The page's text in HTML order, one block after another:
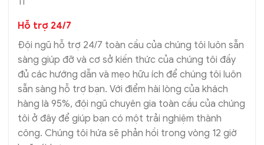
Hỗ trợ 24/7
Đội ngũ hỗ trợ 24/7 toàn cầu của chúng tôi luôn sẵn
sàng giúp đỡ và cơ sở kiến thức của chúng tôi đầy
đủ các hướng dẫn và mẹo hữu ích để chúng tôi luôn
sẵn sàng hỗ trợ bạn. Với điểm hài lòng của khách
hàng là 95%, đội ngũ chuyên gia toàn cầu của chúng
tôi ở đây để giúp bạn có một trải nghiệm thành
công. Chúng tôi hứa sẽ phản hồi trong vòng 12 giờ